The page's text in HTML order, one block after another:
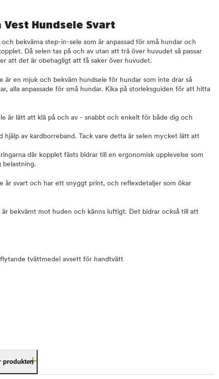
Hundsele Svart
bekväma step-in-sele som är anpassad för små hundar och
Då selen tas på och av utan att trä över huvudet så passar
att det är obehagligt att få saker över huvudet.
är en mjuk och bekväm hundsele för hundar som inte drar så
alla anpassade för små hundar. Kika på storleksguiden för att hitta
är lätt att klä på och av - snabbt och enkelt för både dig och
hjälp av kardborreband. Tack vare detta är selen mycket lätt att
där kopplet fästs bidrar till en ergonomisk upplevelse som
belastning.
är svart och har ett snyggt print, och reflexdetaljer som ökar
bekvämt mot huden och känns luftigt. Det bidrar också till att
tvättmedel avsett för handtvätt
produkten